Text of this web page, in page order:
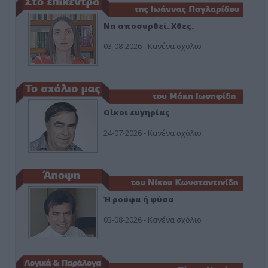
Να αποσυρθεί. Χθες.
03-08-2026 - Κανένα σχόλιο
Οίκοι ευγηρίας
24-07-2026 - Κανένα σχόλιο
Ή ρούφα ή φύσα
03-08-2026 - Κανένα σχόλιο